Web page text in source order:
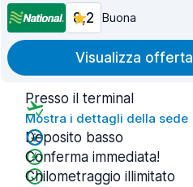
8,2 Buona
Visualizza offerta
Presso il terminal
Mostra i dettagli della sede
Deposito basso
Conferma immediata!
Chilometraggio illimitato